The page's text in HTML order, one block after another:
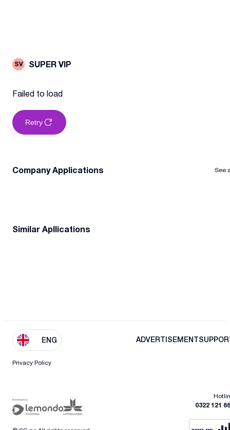
SV SUPER VIP
Failed to load
Retry
Company Applications See
Similar Apllications
ENG ADVERTISEMENT
Privacy Policy
0322 121